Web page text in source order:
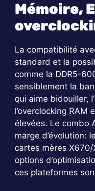
Mémoire,
La compatibilité
standard et la
comme la DDR5-
sensiblement la
qui aime bidouiller,
l’overclocking RAM
élevées. Le combo
marge d’évolution:
cartes mères
options
ces plateformes